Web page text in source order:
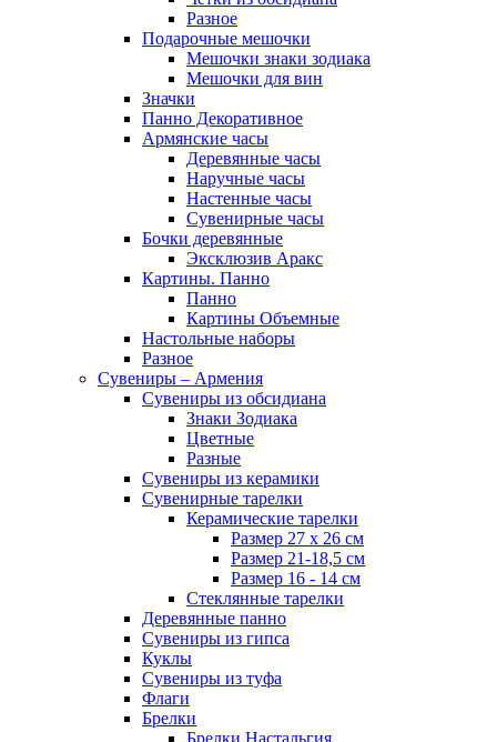
Разное
Подарочные мешочки
Мешочки знаки зодиака
Мешочки для вин
Значки
Панно Декоративное
Армянские часы
Деревянные часы
Наручные часы
Настенные часы
Сувенирные часы
Бочки деревянные
Эксклюзив Аракс
Картины. Панно
Панно
Картины Объемные
Настольные наборы
Разное
Сувениры – Армения
Сувениры из обсидиана
Знаки Зодиака
Цветные
Разные
Сувениры из керамики
Сувенирные тарелки
Керамические тарелки
Размер 27 х 26 см
Размер 21-18,5 см
Размер 16 - 14 см
Стеклянные тарелки
Деревянные панно
Сувениры из гипса
Куклы
Сувениры из туфа
Флаги
Брелки
Брелки Настальгия